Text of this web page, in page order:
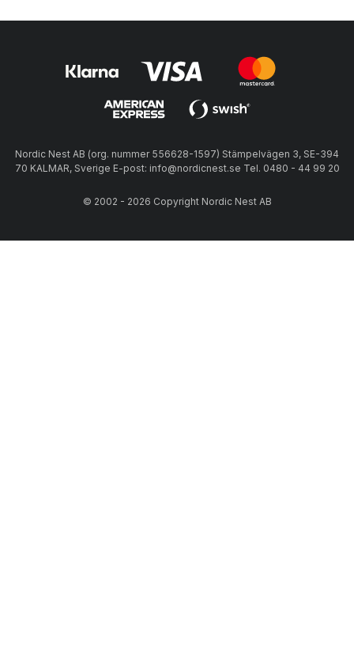
Nordic Nest AB (org. nummer 556628-1597) Stämpelvägen 3, SE-394
70 KALMAR, Sverige E-post: info@nordicnest.se Tel. 0480 - 44 99 20
© 2002 - 2026 Copyright Nordic Nest AB